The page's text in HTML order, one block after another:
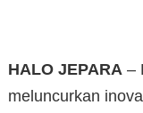
HALO JEPARA –
meluncurkan